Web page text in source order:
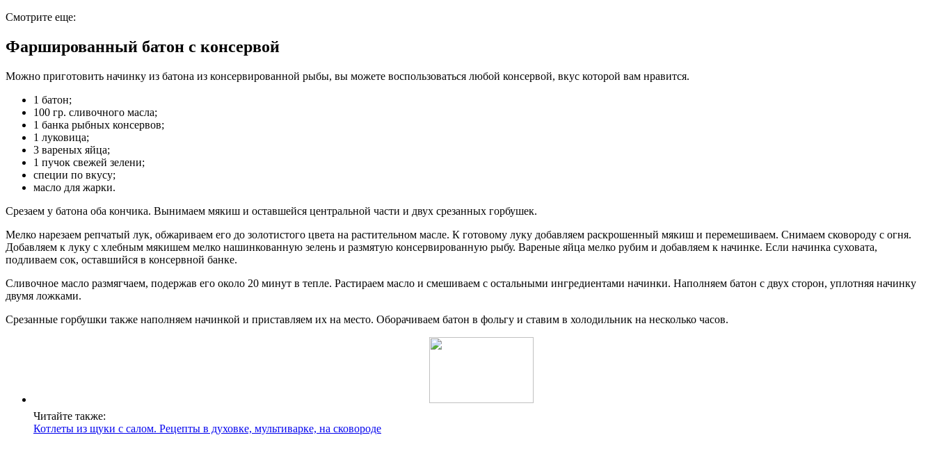
Смотрите еще:
Фаршированный батон с консервой
Можно приготовить начинку из батона из консервированной рыбы, вы можете воспользоваться любой консервой, вкус которой вам нравится.
1 батон;
100 гр. сливочного масла;
1 банка рыбных консервов;
1 луковица;
3 вареных яйца;
1 пучок свежей зелени;
специи по вкусу;
масло для жарки.
Срезаем у батона оба кончика. Вынимаем мякиш и оставшейся центральной части и двух срезанных горбушек.
Мелко нарезаем репчатый лук, обжариваем его до золотистого цвета на растительном масле. К готовому луку добавляем раскрошенный мякиш и перемешиваем. Снимаем сковороду с огня.
Добавляем к луку с хлебным мякишем мелко нашинкованную зелень и размятую консервированную рыбу. Вареные яйца мелко рубим и добавляем к начинке. Если начинка суховата,
подливаем сок, оставшийся в консервной банке.
Сливочное масло размягчаем, подержав его около 20 минут в тепле. Растираем масло и смешиваем с остальными ингредиентами начинки. Наполняем батон с двух сторон, уплотняя начинку
двумя ложками.
Срезанные горбушки также наполняем начинкой и приставляем их на место. Оборачиваем батон в фольгу и ставим в холодильник на несколько часов.
Читайте также:
Котлеты из щуки с салом. Рецепты в духовке, мультиварке, на сковороде